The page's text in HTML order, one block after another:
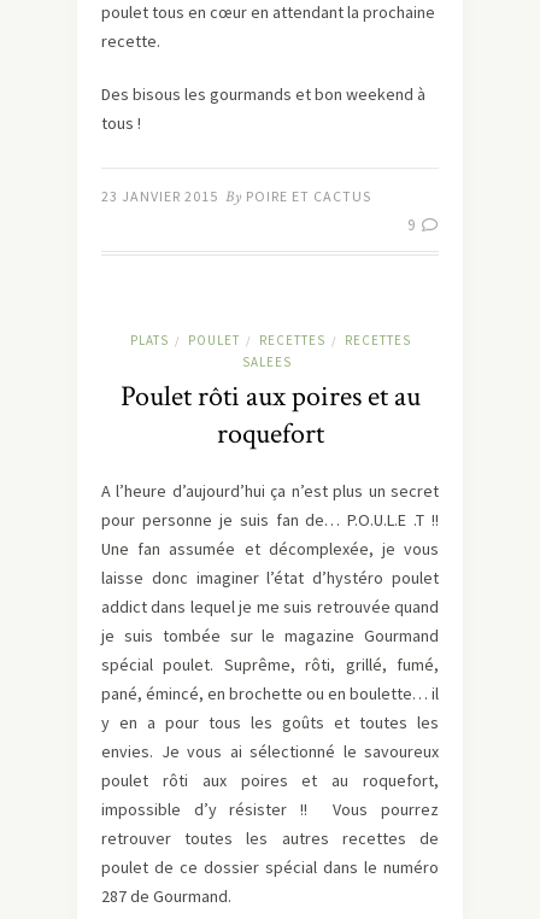
poulet tous en cœur en attendant la prochaine
recette.
Des bisous les gourmands et bon weekend à
tous !
23 JANVIER 2015 By POIRE ET CACTUS
9
PLATS / POULET / RECETTES /
RECETTES
SALEES
Poulet rôti aux poires et au
roquefort
A l’heure d’aujourd’hui ça n’est plus un secret
pour personne je suis fan de… P.O.U.L.E .T !!
Une fan assumée et décomplexée, je vous
laisse donc imaginer l’état d’hystéro poulet
addict dans lequel je me suis retrouvée quand
je suis tombée sur le magazine Gourmand
spécial poulet. Suprême, rôti, grillé, fumé,
pané, émincé, en brochette ou en boulette… il
y en a pour tous les goûts et toutes les
envies. Je vous ai sélectionné le savoureux
poulet rôti aux poires et au roquefort,
impossible d’y résister !! Vous pourrez
retrouver toutes les autres recettes de
poulet de ce dossier spécial dans le numéro
287 de Gourmand.